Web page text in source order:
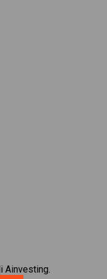
Ainvesting.